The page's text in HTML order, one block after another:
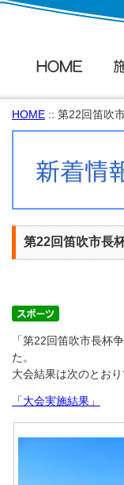
HOME :: 第22回笛吹
第22回笛吹市長
「第22回笛吹市長杯
た。
大会結果は次のとおり
「大会実施結果」